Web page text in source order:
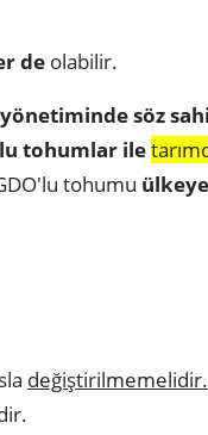
de olabilir.
söz
tohumlar ile
tohumu
değiştirilmemelidir.